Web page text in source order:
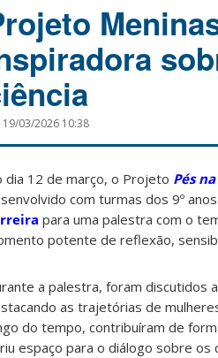
19/03/2026 10:38
dia 12 de março, o Projeto Pés
com turmas dos 9º
para uma palestra com o
potente de reflexão,
a palestra, foram discutidos
as trajetórias de
do tempo, contribuíram de
espaço para o diálogo sobre os